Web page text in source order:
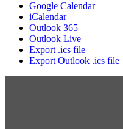
Google Calendar
iCalendar
Outlook 365
Outlook Live
Export .ics file
Export Outlook .ics file